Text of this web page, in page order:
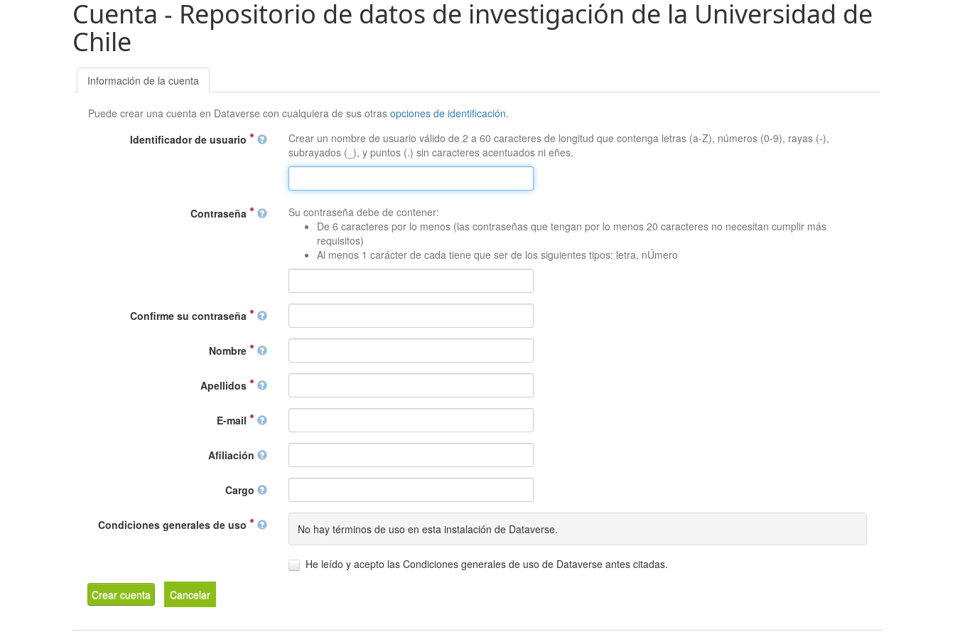
Cuenta - Repositorio de datos de investigación de la Universidad de
Chile
Información de la cuenta
Puede crear una cuenta en Dataverse con cualquiera de sus otrasopciones de identificación.
Identificador de usuario
Crear un nombre de usuario válido de 2 a 60 caracteres de longitud que contenga letras (a-Z), números (0-9), rayas (-),
subrayados (_), y puntos (.) sin caracteres acentuados ni eñes.
Contraseña
Su contraseña debe de contener:
De 6 caracteres por lo menos (las contraseñas que tengan por lo menos 20 caracteres no necesitan cumplir más
requisitos)
Al menos 1 carácter de cada tiene que ser de los siguientes tipos: letra, nÚmero
Confirme su contraseña
Nombre
Apellidos
E-mail
Afiliación
Cargo
Condiciones generales de uso No hay términos de uso en esta instalación de Dataverse.
He leído y acepto las Condiciones generales de uso de Dataverse antes citadas.
Crear cuenta Cancelar